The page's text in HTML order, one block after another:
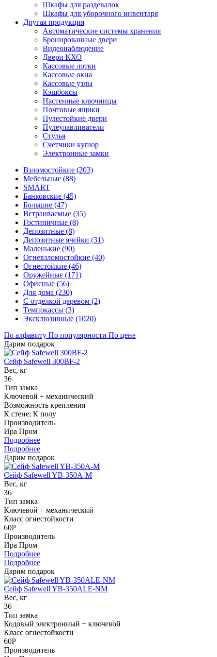
Шкафы для раздевалок
Шкафы для уборочного инвентаря
Другая продукция
Автоматические системы хранения
Бронированные двери
Видеонаблюдение
Двери КХО
Кассовые лотки
Кассовые окна
Кассовые узлы
Кэшбоксы
Настенные ключницы
Почтовые ящики
Пулестойкие двери
Пулеулавливатели
Стулья
Счетчики купюр
Электронные замки
Взломостойкие (203)
Мебельные (88)
SMART
Банковские (45)
Большие (47)
Встраиваемые (35)
Гостиничные (8)
Депозитные (8)
Депозитные ячейки (31)
Маленькие (90)
Огневзломостойкие (40)
Огнестойкие (46)
Оружейные (171)
Офисные (56)
Для дома (230)
С отделкой деревом (2)
Темпокассы (3)
Эксклюзивные (1020)
По алфавиту По популярности По цене
Дарим подарок
Сейф Safewell 300BF-2
Вес, кг
36
Тип замка
Ключевой + механический
Возможность крепления
К стене; К полу
Производитель
Ира Пром
Подробнее
Подробнее
Дарим подарок
Сейф Safewell YB-350A-M
Вес, кг
36
Тип замка
Ключевой + механический
Класс огнестойкости
60P
Производитель
Ира Пром
Подробнее
Подробнее
Дарим подарок
Сейф Safewell YB-350ALE-NM
Вес, кг
36
Тип замка
Кодовый электронный + ключевой
Класс огнестойкости
60P
Производитель